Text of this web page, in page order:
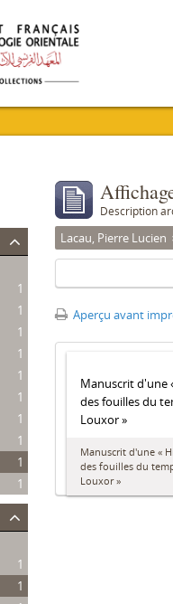
1
1
1
1
1
1
1
1
1
1
1
1
Description
Lacau, Pierre Lucien
Aperçu avant
Manuscrit d'une
des fouilles du
Louxor »
Manuscrit d'une «
des fouilles du
Louxor »